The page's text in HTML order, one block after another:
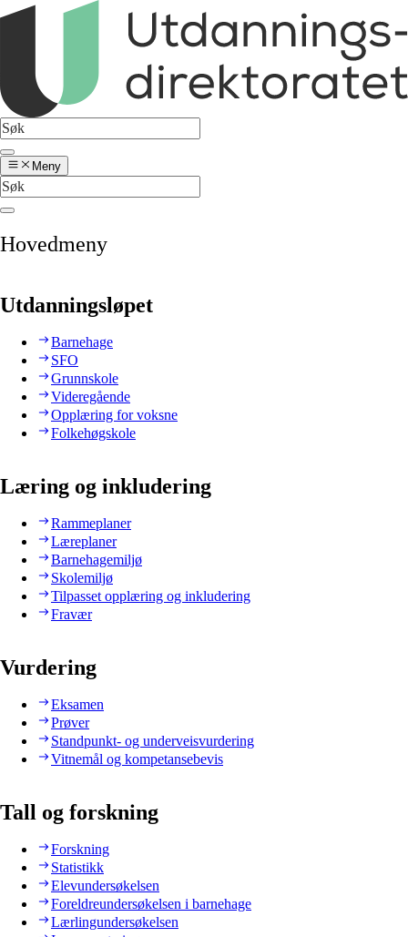
Meny
Hovedmeny
Utdanningsløpet
Barnehage
SFO
Grunnskole
Videregående
Opplæring for voksne
Folkehøgskole
Læring og inkludering
Rammeplaner
Læreplaner
Barnehagemiljø
Skolemiljø
Tilpasset opplæring og inkludering
Fravær
Vurdering
Eksamen
Prøver
Standpunkt- og underveisvurdering
Vitnemål og kompetansebevis
Tall og forskning
Forskning
Statistikk
Elevundersøkelsen
Foreldreundersøkelsen i barnehage
Lærlingundersøkelsen